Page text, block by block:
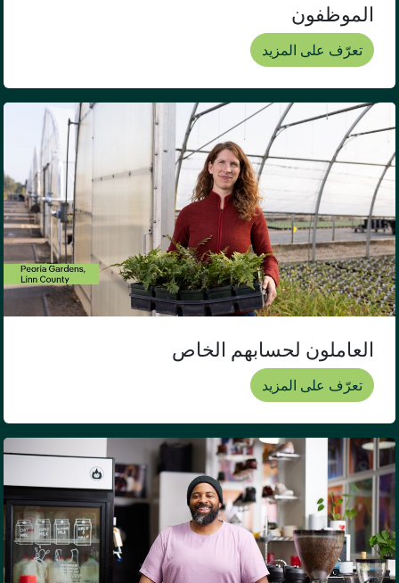
الموظفون
تعرّف على المزيد
العاملون لحسابهم الخاص
تعرّف على المزيد